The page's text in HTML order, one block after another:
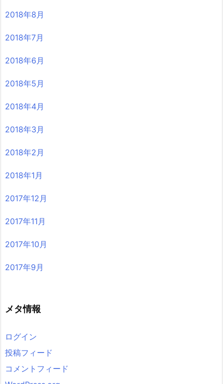
2018年8月
2018年7月
2018年6月
2018年5月
2018年4月
2018年3月
2018年2月
2018年1月
2017年12月
2017年11月
2017年10月
2017年9月
メタ情報
ログイン
投稿フィード
コメントフィード